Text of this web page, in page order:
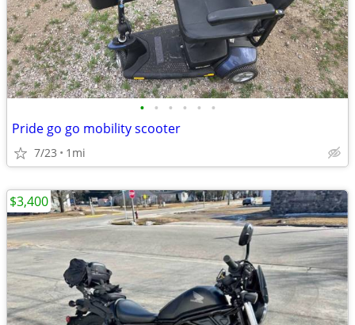
• • • • • •
Pride go go mobility scooter
7/23 1mi
$3,400